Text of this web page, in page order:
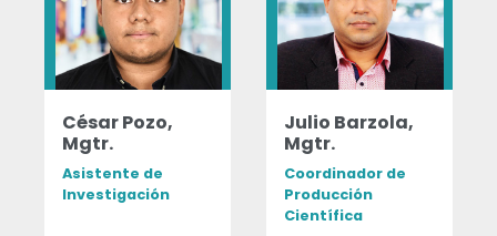
César Pozo,
Mgtr.
Asistente de
Investigación
Julio Barzola,
Mgtr.
Coordinador de
Producción
Científica